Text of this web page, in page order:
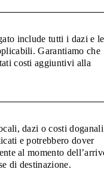
include tutti i dazi e le
Garantiamo che
costi aggiuntivi alla
dazi o costi doganali
e potrebbero dover
al momento
di destinazione.